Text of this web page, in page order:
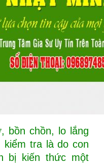
bồn chồn, lo lắng
tra là do con
bị kiến thức một